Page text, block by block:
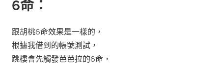
6命：
跟胡桃6命效果是一樣的，
根據我借到的帳號測試，
跳樓會先觸發芭芭拉的6命，